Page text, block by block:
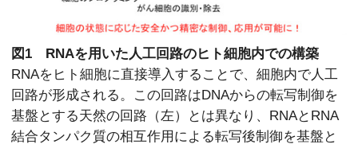
図1 RNAを用いた人工回路のヒト細胞内での構築
RNAをヒト細胞に直接導入することで、細胞内で人工
回路が形成される。この回路はDNAからの転写制御を
基盤とする天然の回路（左）とは異なり、RNAとRNA
結合タンパク質の相互作用による転写後制御を基盤と